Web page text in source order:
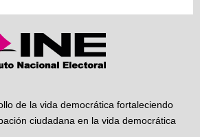
de la vida democrática fortaleciendo
ciudadana en la vida democrática